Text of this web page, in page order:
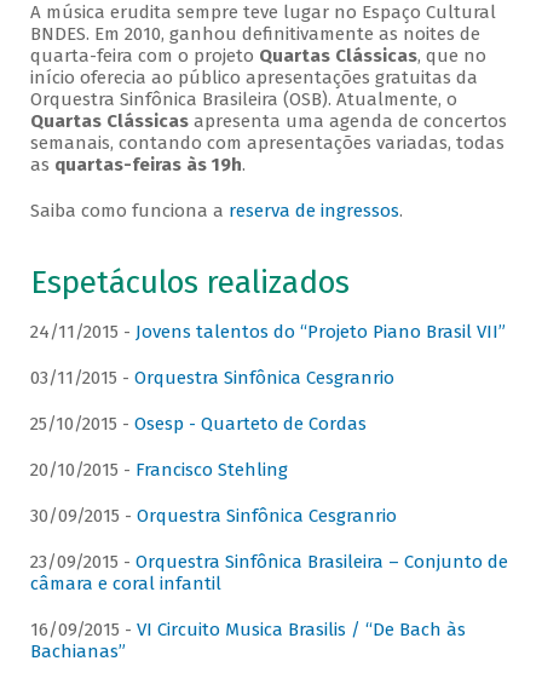
A música erudita sempre teve lugar no Espaço Cultural
BNDES. Em 2010, ganhou definitivamente as noites de
quarta-feira com o projeto Quartas Clássicas, que no
início oferecia ao público apresentações gratuitas da
Orquestra Sinfônica Brasileira (OSB). Atualmente, o
Quartas Clássicasapresenta uma agenda de concertos
semanais, contando com apresentações variadas, todas
as quartas-feiras às 19h.
Saiba como funciona a reserva de ingressos.
Espetáculos realizados
24/11/2015 - Jovens talentos do “Projeto Piano Brasil VII”
03/11/2015 - Orquestra Sinfônica Cesgranrio
25/10/2015 - Osesp - Quarteto de Cordas
20/10/2015 - Francisco Stehling
30/09/2015 - Orquestra Sinfônica Cesgranrio
23/09/2015 - Orquestra Sinfônica Brasileira – Conjunto de
câmara e coral infantil
16/09/2015 - VI Circuito Musica Brasilis / “De Bach às
Bachianas”